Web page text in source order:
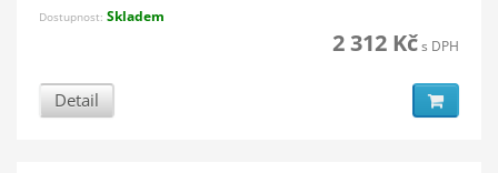
Dostupnost: Skladem
2 312 Kčs DPH
Detail